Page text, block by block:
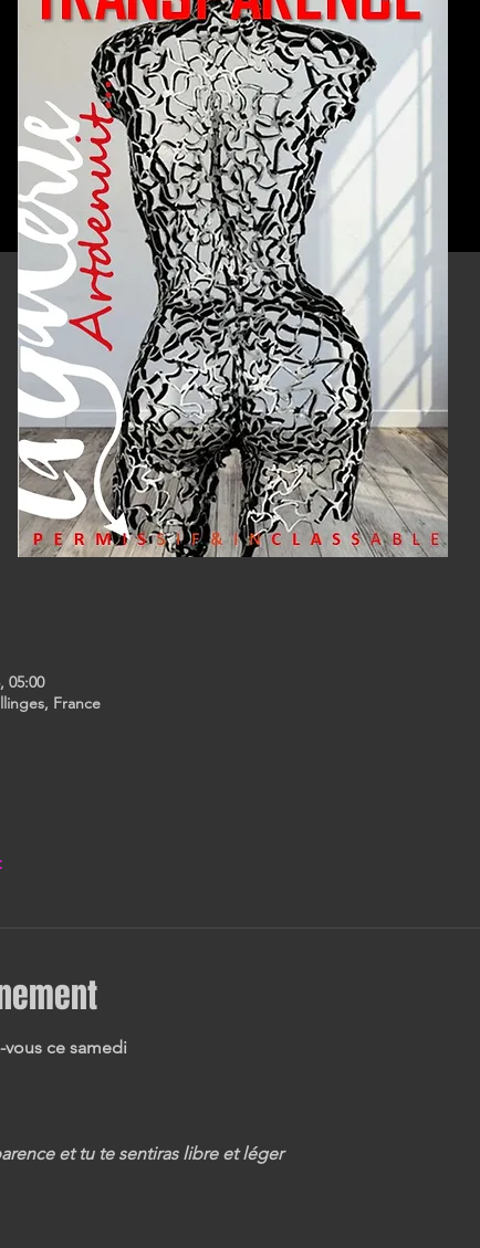
05:00
France
vous ce samedi
et tu te sentiras libre et léger